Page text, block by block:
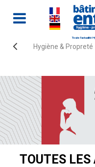
Toute l'actualité
Hygiène & Propreté
Accueil Actualités
TOUTES